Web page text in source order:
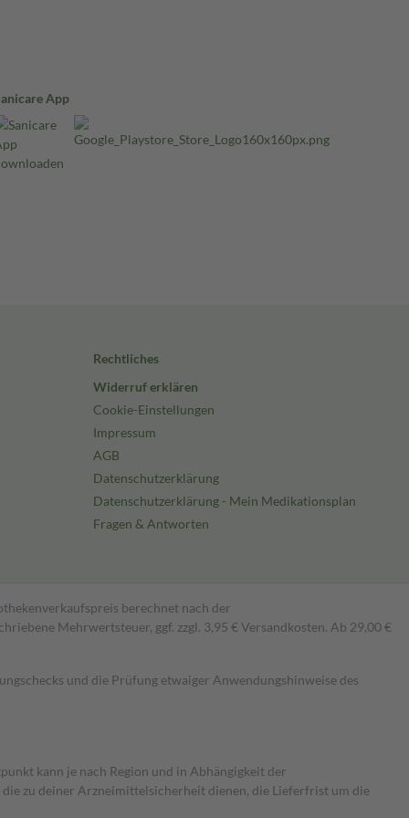
App
Rechtliches
Widerruf erklären
Cookie-Einstellungen
Impressum
AGB
Datenschutzerklärung
Datenschutzerklärung - Mein Medikationsplan
Fragen & Antworten
berechnet nach der
Mehrwertsteuer, ggf. zzgl. 3,95 € Versandkosten. Ab 29,00 €
und die Prüfung etwaiger Anwendungshinweise des
kann je nach Region und in Abhängigkeit der
zu deiner Arzneimittelsicherheit dienen, die Lieferfrist um die